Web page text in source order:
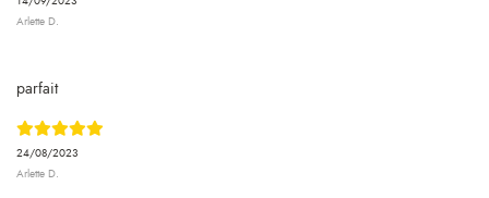
Arlette D.
24/08/2023
Arlette D.
parfait